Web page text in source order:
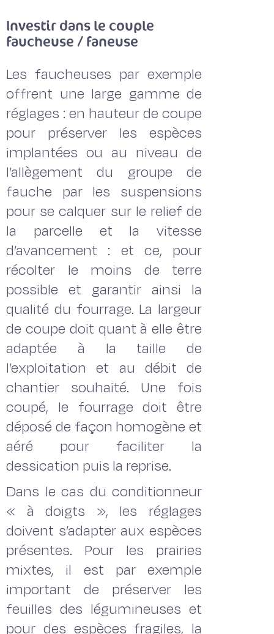
Investir dans le couple
faucheuse / faneuse
Les faucheuses par exemple
offrent une large gamme de
réglages : en hauteur de coupe
pour préserver les espèces
implantées ou au niveau de
l’allègement du groupe de
fauche par les suspensions
pour se calquer sur le relief de
la parcelle et la vitesse
d’avancement : et ce, pour
récolter le moins de terre
possible et garantir ainsi la
qualité du fourrage. La largeur
de coupe doit quant à elle être
adaptée à la taille de
l’exploitation et au débit de
chantier souhaité. Une fois
coupé, le fourrage doit être
déposé de façon homogène et
aéré pour faciliter la
dessication puis la reprise.
Dans le cas du conditionneur
« à doigts », les réglages
doivent s’adapter aux espèces
présentes. Pour les prairies
mixtes, il est par exemple
important de préserver les
feuilles des légumineuses et
pour des espèces fragiles, la